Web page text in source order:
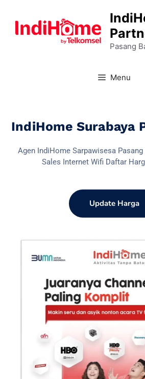
Pasang
Menu
IndiHome Surabaya
Agen IndiHome Sarpawisesa Pasang
Sales Internet Wifi Daftar
Update Harga